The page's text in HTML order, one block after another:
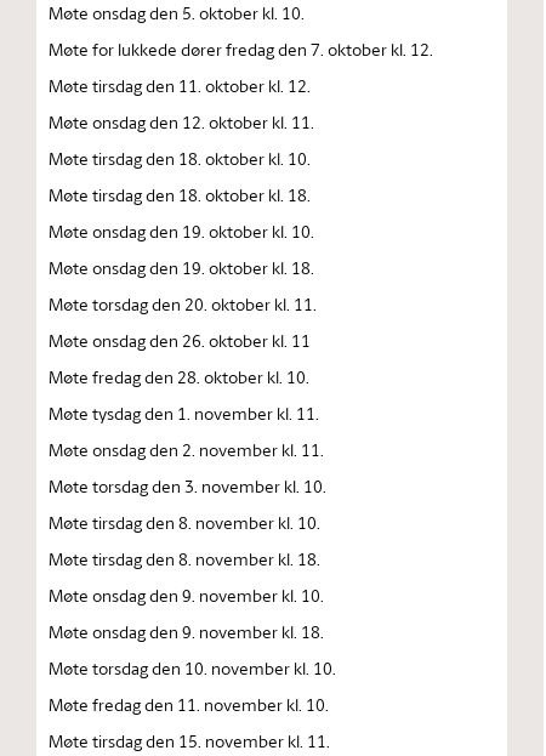
Møte onsdag den 5. oktober kl. 10.
Møte for lukkede dører fredag den 7. oktober kl. 12.
Møte tirsdag den 11. oktober kl. 12.
Møte onsdag den 12. oktober kl. 11.
Møte tirsdag den 18. oktober kl. 10.
Møte tirsdag den 18. oktober kl. 18.
Møte onsdag den 19. oktober kl. 10.
Møte onsdag den 19. oktober kl. 18.
Møte torsdag den 20. oktober kl. 11.
Møte onsdag den 26. oktober kl. 11
Møte fredag den 28. oktober kl. 10.
Møte tysdag den 1. november kl. 11.
Møte onsdag den 2. november kl. 11.
Møte torsdag den 3. november kl. 10.
Møte tirsdag den 8. november kl. 10.
Møte tirsdag den 8. november kl. 18.
Møte onsdag den 9. november kl. 10.
Møte onsdag den 9. november kl. 18.
Møte torsdag den 10. november kl. 10.
Møte fredag den 11. november kl. 10.
Møte tirsdag den 15. november kl. 11.